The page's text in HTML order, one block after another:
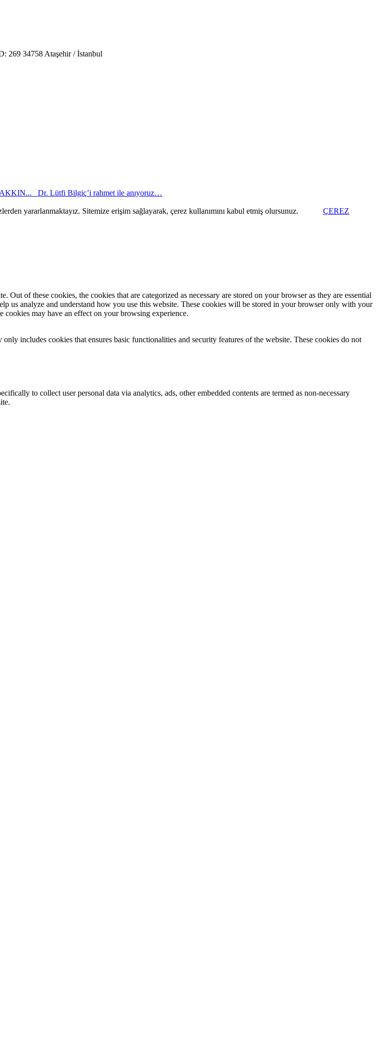
269 34758 Ataşehir / İstanbul
Dr. Lütfi Bilgiç’i rahmet ile anıyoruz…
yararlanmaktayız. Sitemize erişim sağlayarak, çerez kullanımını kabul etmiş olursunuz.
ÇEREZ
of these cookies, the cookies that are categorized as necessary are stored on your browser as they are essential
us analyze and understand how you use this website. These cookies will be stored in your browser only with your
cookies may have an effect on your browsing experience.
includes cookies that ensures basic functionalities and security features of the website. These cookies do not
to collect user personal data via analytics, ads, other embedded contents are termed as non-necessary